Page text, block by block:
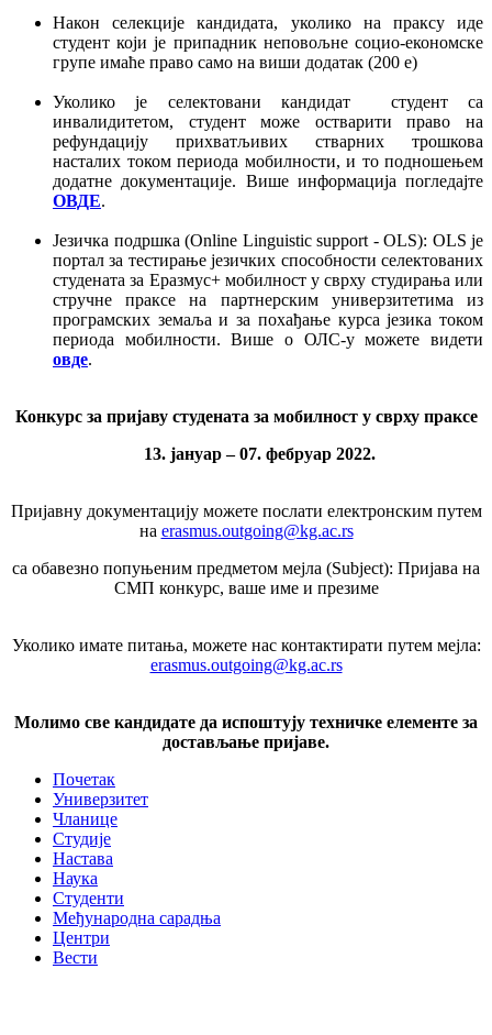
Након селекције кандидата, уколико на праксу иде
студент који је припадник неповољне социо-економске
групе имаће право само на виши додатак (200 е)
Уколико је селектовани кандидат студент са
инвалидитетом, студент може остварити право на
рефундацију прихватљивих стварних трошкова
насталих током периода мобилности, и то подношењем
додатне документације. Више информација погледајте
ОВДЕ.
Jезичка подршка (Online Linguistic support - OLS): OLS је
портал за тестирање језичких способности селектованих
студената за Еразмус+ мобилност у сврху студирања или
стручне праксе на партнерским универзитетима из
програмских земаља и за похађање курса језика током
периода мобилности. Више о ОЛС-у можете видети
овде.
Конкурс за пријаву студената за мобилност у сврху праксе
13. јануар – 07. фебруар 2022.
Пријавну документацију можете послати електронским путем
на erasmus.outgoing@kg.ac.rs
са обавезно попуњеним предметом мејла (Subject): Пријава на
СМП конкурс, ваше име и презиме
Уколико имате питања, можете нас контактирати путем мејла:
erasmus.outgoing@kg.ac.rs
Молимо све кандидате да испоштују техничке елементе за
достављање пријаве.
Почетак
Универзитет
Чланице
Студије
Настава
Наука
Студенти
Међународна сарадња
Центри
Вести